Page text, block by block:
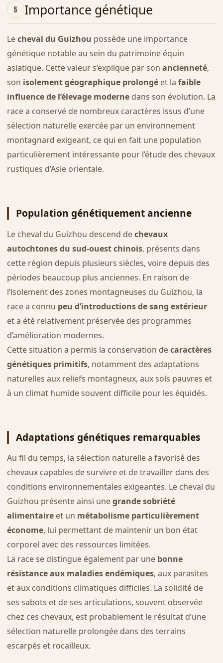
Importance génétique
Lecheval du Guizhou possède une importance
génétique notable au sein du patrimoine équin
asiatique. Cette valeur s’explique par son ancienneté,
son isolement géographique prolongéet la faible
influence de l’élevage modernedans son évolution. La
race a conservé de nombreux caractères issus d’une
sélection naturelle exercée par un environnement
montagnard exigeant, ce qui en fait une population
particulièrement intéressante pour l’étude des chevaux
rustiques d’Asie orientale.
Population génétiquement ancienne
Le cheval du Guizhou descend dechevaux
autochtones du sud-ouest chinois, présents dans
cette région depuis plusieurs siècles, voire depuis des
périodes beaucoup plus anciennes. En raison de
l’isolement des zones montagneuses du Guizhou, la
race a connu peu d’introductions de sang extérieur
et a été relativement préservée des programmes
d’amélioration modernes.
Cette situation a permis la conservation decaractères
génétiques primitifs, notamment des adaptations
naturelles aux reliefs montagneux, aux sols pauvres et
à un climat humide souvent difficile pour les équidés.
Adaptations génétiques remarquables
Au fil du temps, la sélection naturelle a favorisé des
chevaux capables de survivre et de travailler dans des
conditions environnementales exigeantes. Le cheval du
Guizhou présente ainsi unegrande sobriété
alimentaireet un métabolisme particulièrement
économe, lui permettant de maintenir un bon état
corporel avec des ressources limitées.
La race se distingue également par une bonne
résistance aux maladies endémiques, aux parasites
et aux conditions climatiques difficiles. La solidité de
ses sabots et de ses articulations, souvent observée
chez ces chevaux, est probablement le résultat d’une
sélection naturelle prolongée dans des terrains
escarpés et rocailleux.